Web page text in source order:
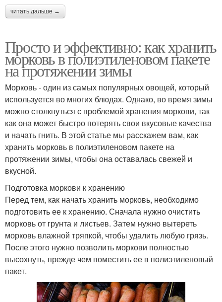
читать дальше →
Просто и эффективно: как хранить
морковь в полиэтиленовом пакете
на протяжении зимы
Морковь - один из самых популярных овощей, который
используется во многих блюдах. Однако, во время зимы
можно столкнуться с проблемой хранения моркови, так
как она может быстро потерять свои вкусовые качества
и начать гнить. В этой статье мы расскажем вам, как
хранить морковь в полиэтиленовом пакете на
протяжении зимы, чтобы она оставалась свежей и
вкусной.
Подготовка моркови к хранению
Перед тем, как начать хранить морковь, необходимо
подготовить ее к хранению. Сначала нужно очистить
морковь от грунта и листьев. Затем нужно вытереть
морковь влажной тряпкой, чтобы удалить любую грязь.
После этого нужно позволить моркови полностью
высохнуть, прежде чем поместить ее в полиэтиленовый
пакет.